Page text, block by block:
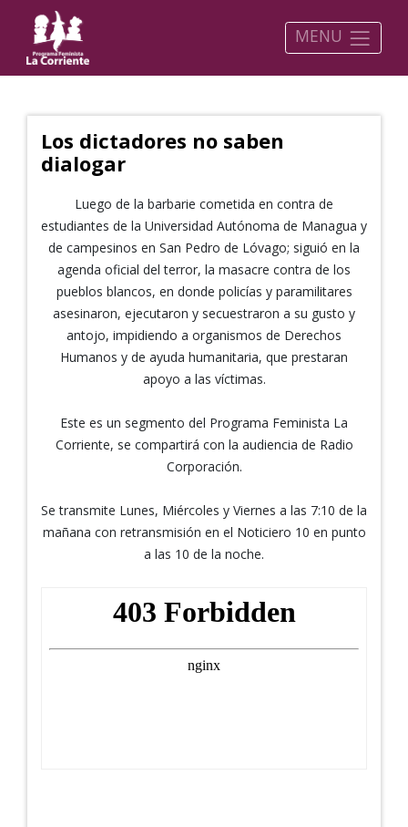
MENU
Los dictadores no saben
dialogar
Luego de la barbarie cometida en contra de
estudiantes de la Universidad Autónoma de Managua y
de campesinos en San Pedro de Lóvago; siguió en la
agenda oficial del terror, la masacre contra de los
pueblos blancos, en donde policías y paramilitares
asesinaron, ejecutaron y secuestraron a su gusto y
antojo, impidiendo a organismos de Derechos
Humanos y de ayuda humanitaria, que prestaran
apoyo a las víctimas.
Este es un segmento del Programa Feminista La
Corriente, se compartirá con la audiencia de Radio
Corporación.
Se transmite Lunes, Miércoles y Viernes a las 7:10 de la
mañana con retransmisión en el Noticiero 10 en punto
a las 10 de la noche.